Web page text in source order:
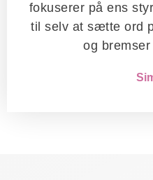
fokuserer på ens
til selv at sætte ord
og